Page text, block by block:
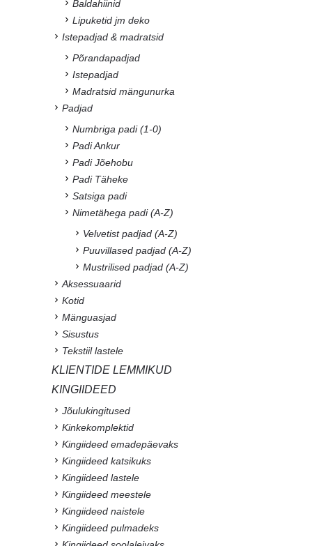
Baldahiinid
Lipuketid jm deko
Istepadjad & madratsid
Põrandapadjad
Istepadjad
Madratsid mängunurka
Padjad
Numbriga padi (1-0)
Padi Ankur
Padi Jõehobu
Padi Täheke
Satsiga padi
Nimetähega padi (A-Z)
Velvetist padjad (A-Z)
Puuvillased padjad (A-Z)
Mustrilised padjad (A-Z)
Aksessuaarid
Kotid
Mänguasjad
Sisustus
Tekstiil lastele
KLIENTIDE LEMMIKUD
KINGIIDEED
Jõulukingitused
Kinkekomplektid
Kingiideed emadepäevaks
Kingiideed katsikuks
Kingiideed lastele
Kingiideed meestele
Kingiideed naistele
Kingiideed pulmadeks